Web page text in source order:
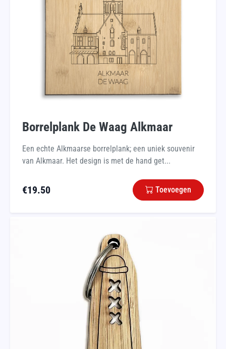
Borrelplank De Waag Alkmaar
Een echte Alkmaarse borrelplank; een uniek souvenir
van Alkmaar. Het design is met de hand get...
€19.50 Toevoegen